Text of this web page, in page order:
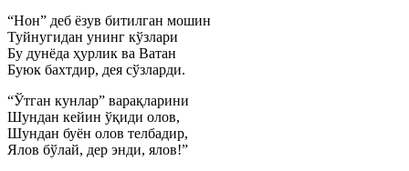
“Нон” деб ёзув битилган мошин
Туйнугидан унинг кўзлари
Бу дунёда ҳурлик ва Ватан
Буюк бахтдир, дея сўзларди.
“Ўтган кунлар” варақларини
Шундан кейин ўқиди олов,
Шундан буён олов телбадир,
Ялов бўлай, дер энди, ялов!”